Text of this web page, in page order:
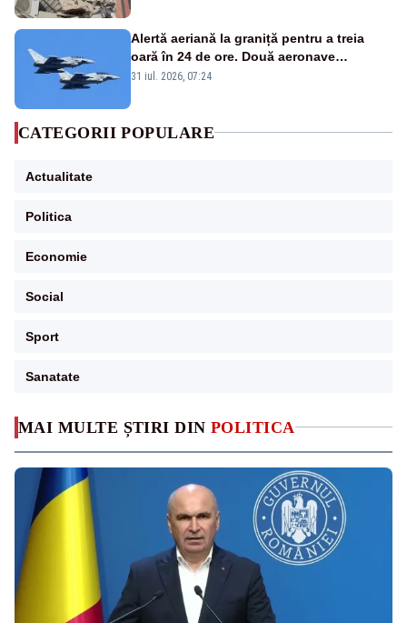
MAI MULTE ȘTIRI DIN POLITICA
Alertă aeriană la graniță pentru a treia
oară în 24 de ore. Două aeronave
Eurofighter britanice au fost ridicate de la
31 iul. 2026, 07:24
CATEGORII POPULARE
Actualitate
Politica
Economie
Social
Sport
Sanatate